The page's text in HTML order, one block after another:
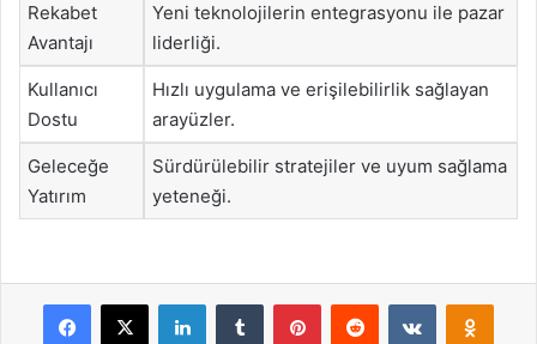
Rekabet
Avantajı
Yeni teknolojilerin entegrasyonu ile pazar
liderliği.
Kullanıcı
Dostu
Hızlı uygulama ve erişilebilirlik sağlayan
arayüzler.
Geleceğe
Yatırım
Sürdürülebilir stratejiler ve uyum sağlama
yeteneği.
Facebook
X LinkedInTumblr PinterestReddit VKontakte